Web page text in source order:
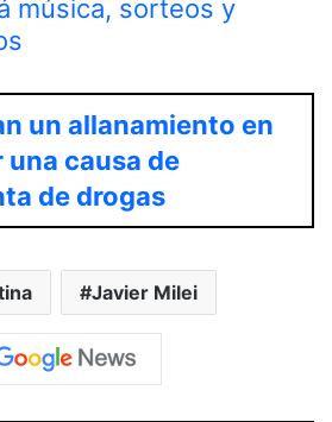
música, sorteos y
un allanamiento en
una causa de
de drogas
Javier Milei